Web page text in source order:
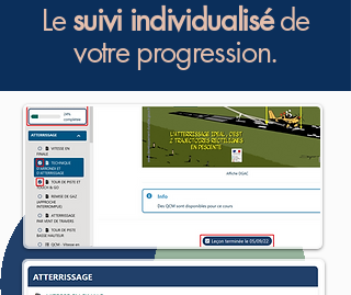
Le suivi individualiséde
votre progression.